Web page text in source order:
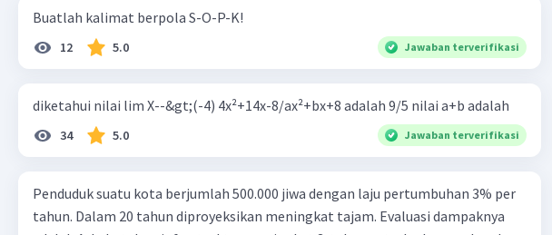
Buatlah kalimat berpola S-O-P-K!
12 5.0 Jawaban terverifikasi
diketahui nilai lim X--&gt;(-4) 4x²+14x-8/ax²+bx+8 adalah 9/5 nilai a+b adalah
34 5.0 Jawaban terverifikasi
Penduduk suatu kota berjumlah 500.000 jiwa dengan laju pertumbuhan 3% per
tahun. Dalam 20 tahun diproyeksikan meningkat tajam. Evaluasi dampaknya